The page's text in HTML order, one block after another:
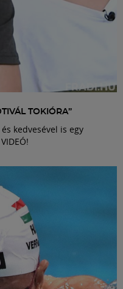
TOKIÓRA”
kedvesével is egy